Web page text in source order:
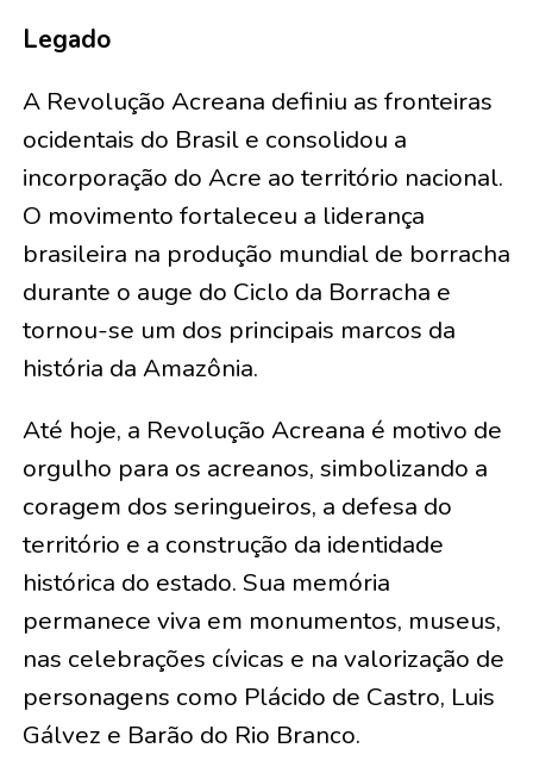
Legado
A Revolução Acreana definiu as fronteiras
ocidentais do Brasil e consolidou a
incorporação do Acre ao território nacional.
O movimento fortaleceu a liderança
brasileira na produção mundial de borracha
durante o auge do Ciclo da Borracha e
tornou-se um dos principais marcos da
história da Amazônia.
Até hoje, a Revolução Acreana é motivo de
orgulho para os acreanos, simbolizando a
coragem dos seringueiros, a defesa do
território e a construção da identidade
histórica do estado. Sua memória
permanece viva em monumentos, museus,
nas celebrações cívicas e na valorização de
personagens como Plácido de Castro, Luis
Gálvez e Barão do Rio Branco.